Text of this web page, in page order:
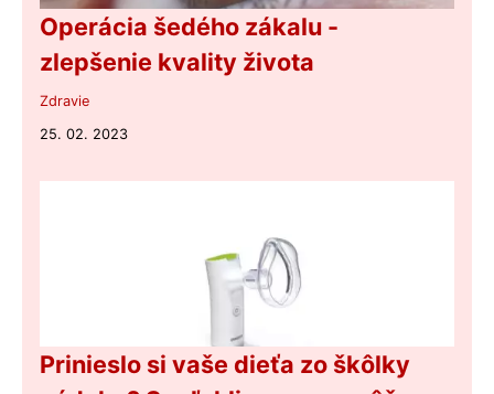
Operácia šedého zákalu -
zlepšenie kvality života
Zdravie
25. 02. 2023
Prinieslo si vaše dieťa zo škôlky